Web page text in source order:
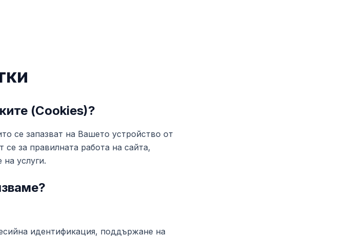
(Cookies)?
се запазват на Вашето устройство от
за правилната работа на сайта,
услуги.
идентификация, поддържане на